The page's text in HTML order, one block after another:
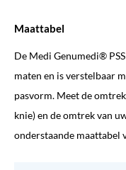
Maattabel
De Medi Genumedi®
maten en is verstelbaar
pasvorm. Meet de
knie) en de omtrek van
onderstaande maattabel